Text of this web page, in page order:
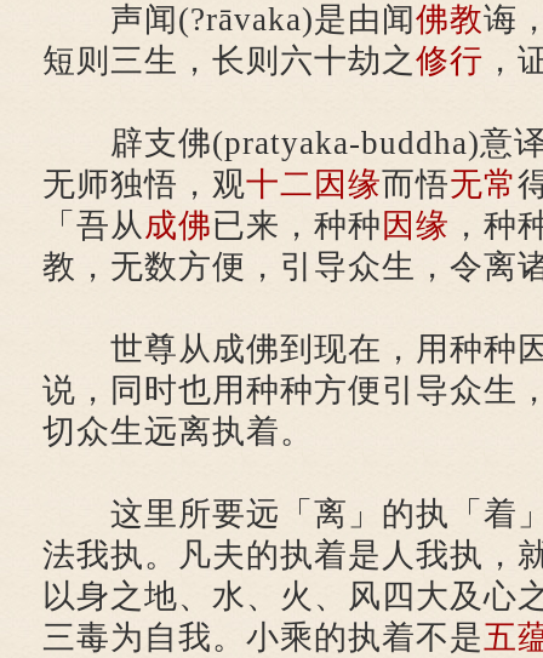
声闻(?rāvaka)是由闻佛教诲
短则三生，长则六十劫之修行 ，
辟支佛(pratyaka-buddha)意
无师独悟，观十二因缘而悟无常
「吾从成佛已来，种种 因缘 ，种
教，无数方便，引导众生，令离
世尊从成佛到现在，用种种
说，同时也用种种方便引导众生
切众生远离执着。
这里所要远「离」的执「着
法我执。凡夫的执着是人我执，
以身之地、水、火、风四大及心
三毒为自我。小乘的执着不是五